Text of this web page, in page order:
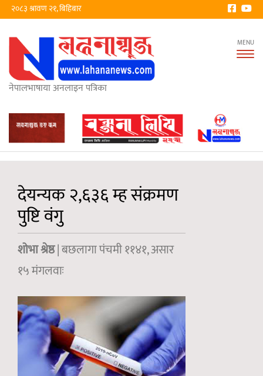
२०८३ श्रावण २१, बिहिबार
नेपालभाषाया अनलाइन पत्रिका
देयन्यक २,६३६ म्ह संक्रमण
पुष्टि वंगु
शोभा श्रेष्ठ| बछलागा पंचमी ११४१, असार
१५ मंगलवाः